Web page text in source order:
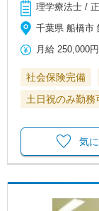
理学療法士 /
千葉県 船橋市
月給 250,000円
社会保険完備
土日祝のみ勤務
気